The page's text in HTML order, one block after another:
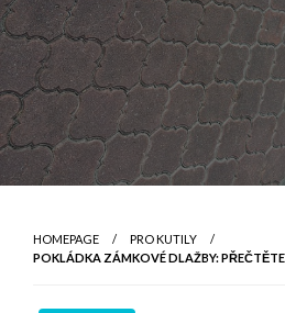
HOMEPAGE
PRO KUTILY
POKLÁDKA ZÁMKOVÉ DLAŽBY: